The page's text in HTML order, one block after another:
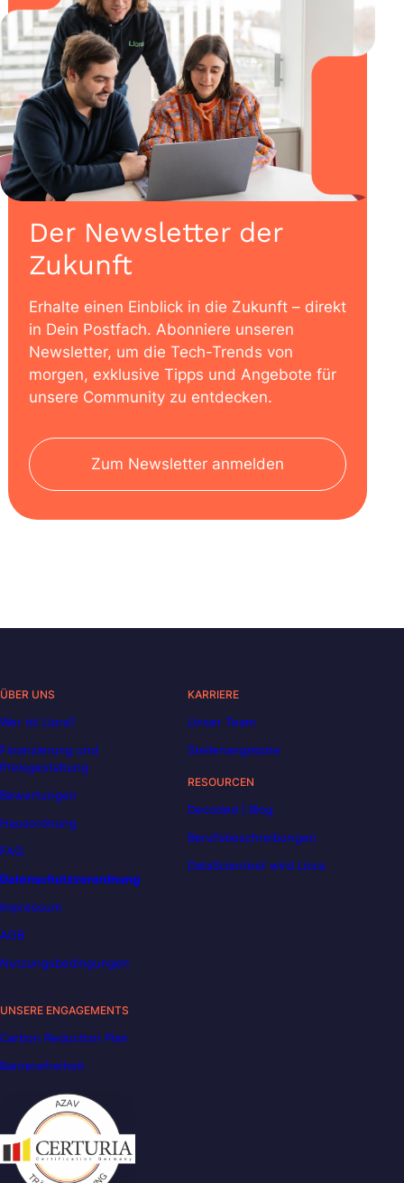
Der Newsletter der
Zukunft
Erhalte einen Einblick in die Zukunft – direkt
in Dein Postfach. Abonniere unseren
Newsletter, um die Tech-Trends von
morgen, exklusive Tipps und Angebote für
unsere Community zu entdecken.
Zum Newsletter anmelden
ÜBER UNS
Wer ist Liora?
Finanzierung und
Preisgestaltung
Bewertungen
Hausordnung
FAQ
Datenschutzverordnung
Impressum
AGB
Nutzungsbedingungen
KARRIERE
Unser Team
Stellenangebote
RESOURCEN
Decoded | Blog
Berufsbeschreibungen
DataScientest wird Liora
UNSERE ENGAGEMENTS
Carbon Reduction Plan
Barrierefreiheit